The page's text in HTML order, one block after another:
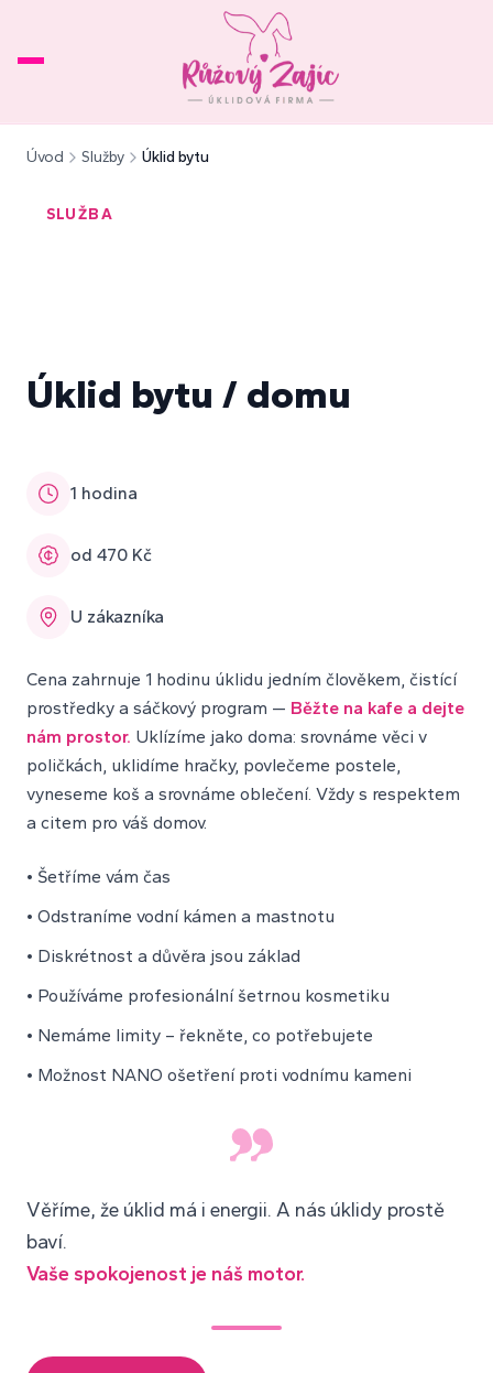
Úvod Služby Úklid bytu
SLUŽBA
Úklid bytu / domu
1 hodina
od 470 Kč
U zákazníka
Cena zahrnuje 1 hodinu úklidu jedním člověkem, čistící
prostředky a sáčkový program — Běžte na kafe a dejte
nám prostor. Uklízíme jako doma: srovnáme věci v
poličkách, uklidíme hračky, povlečeme postele,
vyneseme koš a srovnáme oblečení. Vždy s respektem
a citem pro váš domov.
• Šetříme vám čas
• Odstraníme vodní kámen a mastnotu
• Diskrétnost a důvěra jsou základ
• Používáme profesionální šetrnou kosmetiku
• Nemáme limity – řekněte, co potřebujete
• Možnost NANO ošetření proti vodnímu kameni
Věříme, že úklid má i energii. A nás úklidy prostě
baví.
Vaše spokojenost je náš motor.